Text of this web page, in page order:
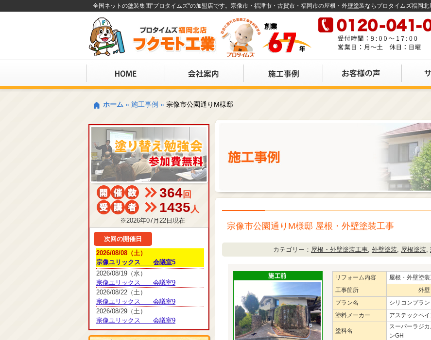
全国ネットの塗装集団"プロタイムズ"の加盟店です。宗像市・福津市・古賀市・福岡市の屋根・外壁塗装ならプロタイムズ福岡北
ホーム » 施工事例 » 宗像市公園通りM様邸
宗像市公園通りM様邸 屋根・外壁塗装工事
カテゴリー： 屋根・外壁塗装工事, 外壁塗装, 屋根塗装,
リフォーム内容
屋根・外壁塗
工事箇所
外壁
プラン名
シリコンプラン
塗料メーカー
アステックペイ
塗料名
スーパーラジ
ンGH
364回
1435人
※2026年07月22日現在
次回の開催日
2026/08/08（土）
宗像ユリックス 会議室5
2026/08/19（水）
宗像ユリックス 会議室9
2026/08/22（土）
宗像ユリックス 会議室9
2026/08/29（土）
宗像ユリックス 会議室9